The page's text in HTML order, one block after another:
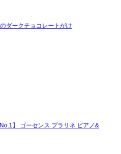
ダークチョコレートがけ
】 ゴーセンス プラリネ ピアノ&